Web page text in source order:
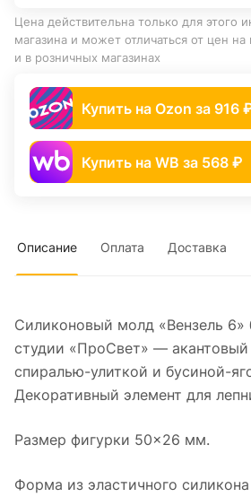
Цена действительна только для этого
магазина и может отличаться от цен на
и в розничных магазинах
Купить на Ozon за 916
Купить на WB за 568 ₽
Описание Оплата Доставка
Силиконовый молд «Вензель
студии «ПроСвет» — акантовый
спиралью-улиткой и бусиной-
Декоративный элемент для
Размер фигурки 50×26 мм.
Форма из эластичного